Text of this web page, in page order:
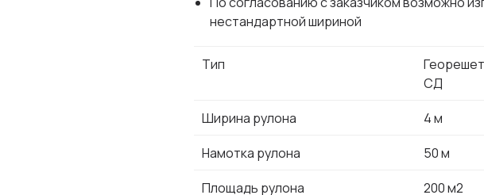
нестандартной шириной
Тип
СД
Ширина рулона
4 м
Намотка рулона
50 м
Площадь рулона
200 м2